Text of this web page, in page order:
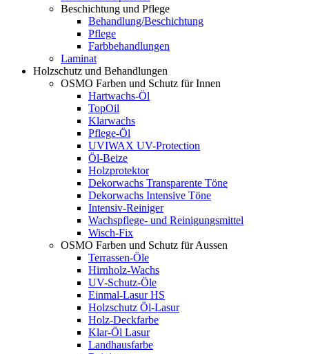
Beschichtung und Pflege
Behandlung/Beschichtung
Pflege
Farbbehandlungen
Laminat
Holzschutz und Behandlungen
OSMO Farben und Schutz für Innen
Hartwachs-Öl
TopOil
Klarwachs
Pflege-Öl
UVIWAX UV-Protection
Öl-Beize
Holzprotektor
Dekorwachs Transparente Töne
Dekorwachs Intensive Töne
Intensiv-Reiniger
Wachspflege- und Reinigungsmittel
Wisch-Fix
OSMO Farben und Schutz für Aussen
Terrassen-Öle
Hirnholz-Wachs
UV-Schutz-Öle
Einmal-Lasur HS
Holzschutz Öl-Lasur
Holz-Deckfarbe
Klar-Öl Lasur
Landhausfarbe